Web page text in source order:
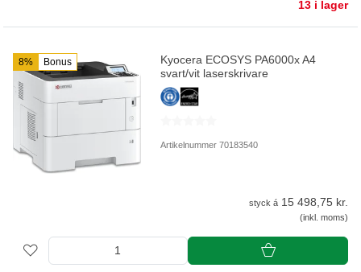
13 i lager
8% Bonus
Kyocera ECOSYS PA6000x A4
svart/vit laserskrivare
Artikelnummer 70183540
styck á 15 498,75 kr.
(inkl. moms)